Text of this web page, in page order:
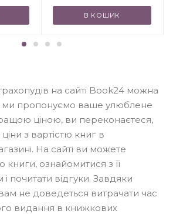
В КОШИК
на сайті Book24 можна
ми пропонуємо ваше улюблене
ціною, ви переконаєтеся,
з вартістю книг в
На сайті ви можете
книги, ознайомитися з її
почитати відгуки. Завдяки
не доведеться витрачати час
видання в книжкових